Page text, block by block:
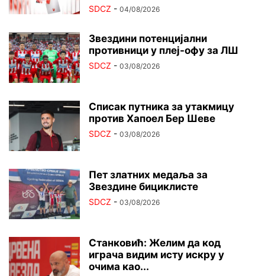
SDCZ - 04/08/2026
Звездини потенцијални
противници у плеј-офу за ЛШ
SDCZ - 03/08/2026
Списак путника за утакмицу
против Хапоел Бер Шеве
SDCZ - 03/08/2026
Пет златних медаља за
Звездине бициклисте
SDCZ - 03/08/2026
Станковић: Желим да код
играча видим исту искру у
очима као...